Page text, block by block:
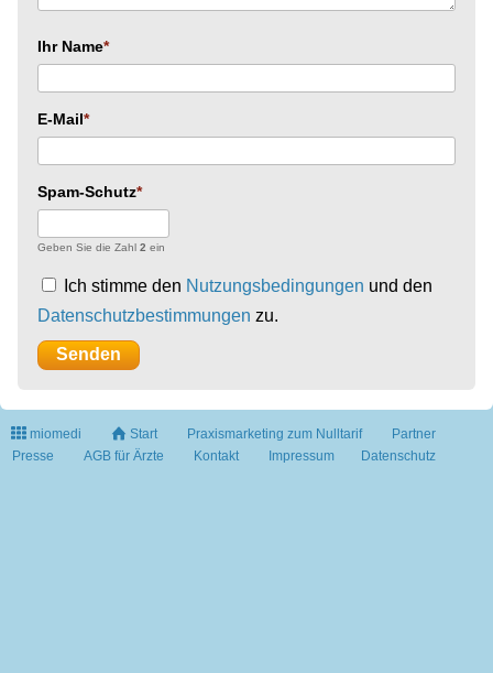
Ihr Name
E-Mail
Spam-Schutz
Geben Sie die Zahl 2 ein
Ich stimme den Nutzungsbedingungen und den
Datenschutzbestimmungen zu.
miomedi Start Praxismarketing zum Nulltarif
Partner
Presse
AGB für Ärzte Kontakt Impressum Datenschutz